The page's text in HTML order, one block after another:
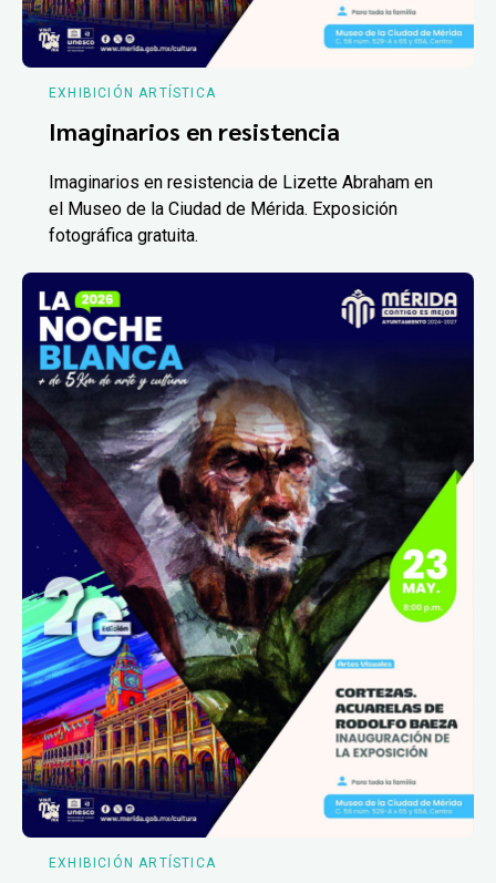
EXHIBICIÓN ARTÍSTICA
Imaginarios en resistencia
Imaginarios en resistencia de Lizette Abraham en
el Museo de la Ciudad de Mérida. Exposición
fotográfica gratuita.
EXHIBICIÓN ARTÍSTICA